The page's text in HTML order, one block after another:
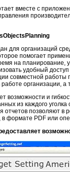
вместе с
для организаций
помогает
на планирование,
удобный
совместной
организации, а
возможности и
из каждого
отчетов позволяют
формате PDF или